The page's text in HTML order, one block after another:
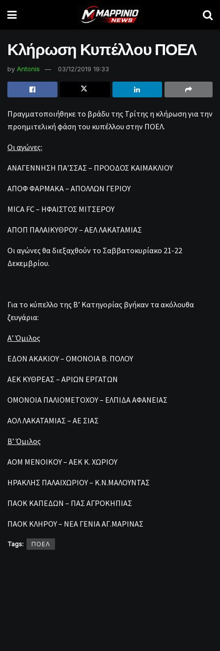
Κλήρωση Κυπέλλου ΠΟΕΛ
by Antonis 03/12/2019 19:33
Πραγματοποιήθηκε το βράδυ της Τρίτης η κλήρωση για την
προημιτελική φάση του κυπέλλου στην ΠΟΕΛ.
Οι αγώνες:
ΑΝΑΓΕΝΝΗΣΗ ΠΑ’ΣΣΑΣ – ΠΡΟΟΔΟΣ ΚΑΙΜΑΚΛΙΟΥ
ΑΠΟΦ ΦΑΡΜΑΚΑ – ΑΠΟΛΛΩΝ ΓΕΡΙΟΥ
MICA FC – ΗΦΑΙΣΤΟΣ ΜΙΤΣΕΡΟΥ
ΑΠΟΠ ΠΑΛΑΙΚΥΘΡΟΥ – ΑΕΛ ΛΑΚΑΤΑΜΙΑΣ
Οι αγώνες θα διεξαχθούν το Σαββατοκυρίακο 21-22
Δεκεμβρίου.
Για το κύπελλο της Β’ Κατηγορίας βγήκαν τα ακόλουθα
ζευγάρια:
Α’ Όμιλος
ΕΔΟΝ ΑΚΑΚΙΟΥ – ΟΜΟΝΟΙΑ Β. ΠΟΛΟΥ
ΑΕΚ ΚΥΘΡΕΑΣ – ΑΡΙΩΝ ΕΡΓΑΤΩΝ
ΟΜΟΝΟΙΑ ΠΑΛΙΟΜΕΤΟΧΟΥ – ΕΛΠΙΔΑ ΑΦΑΝΕΙΑΣ
ΑΟΛ ΛΑΚΑΤΑΜΙΑΣ – ΑΕ ΣΙΑΣ
Β’ Όμιλος
ΑΟΜ ΜΕΝΟΙΚΟΥ – ΑΕΚ Κ. ΧΩΡΙΟΥ
ΗΡΑΚΛΗΣ ΠΑΛΑΙΧΩΡΙΟΥ – Κ.Ν.ΜΑΛΟΥΝΤΑΣ
ΠΑΟΚ ΚΑΠΕΔΩΝ – ΠΑΣ ΑΓΡΟΚΗΠΙΑΣ
ΠΑΟΚ ΚΛΗΡΟΥ – ΝΕΑ ΓΕΝΙΑ ΑΓ.ΜΑΡΙΝΑΣ
Tags: ΠΟΕΛ